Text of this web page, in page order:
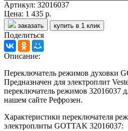
Артикул: 32016037
Цена: 1 435 р.
заказать купить в 1 клик
Поделиться
Описание:
Переключатель режимов духовки
Предназначен для электроплит
переключатель режимов 32016037
нашем сайте Рефрозен.
Характеристики переключателя
электроплиты GOTTAK 32016037: